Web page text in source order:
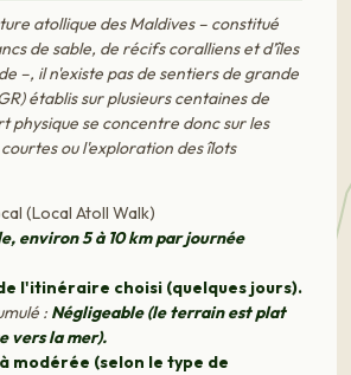
atollique des Maldives – constitué
de sable, de récifs coralliens et d’îles
–, il n'existe pas de sentiers de grande
établis sur plusieurs centaines de
physique se concentre donc sur les
ou l'exploration des îlots
(Local Atoll Walk)
environ 5 à 10 km par journée
l'itinéraire choisi (quelques jours).
:Négligeable (le terrain est plat
vers la mer).
modérée (selon le type de